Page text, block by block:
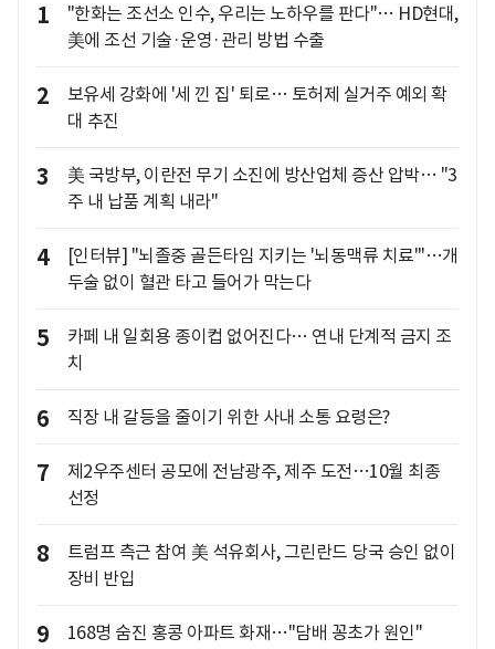
1
"한화는 조선소 인수, 우리는 노하우를 판다"… HD현대,
美에 조선 기술·운영·관리 방법 수출
2
보유세 강화에 '세 낀 집' 퇴로… 토허제 실거주 예외 확
대 추진
3
美 국방부, 이란전 무기 소진에 방산업체 증산 압박… "3
주 내 납품 계획 내라"
4
[인터뷰] "뇌졸중 골든타임 지키는 '뇌동맥류 치료'"…개
두술 없이 혈관 타고 들어가 막는다
5
카페 내 일회용 종이컵 없어진다… 연내 단계적 금지 조
치
6 직장 내 갈등을 줄이기 위한 사내 소통 요령은?
7
제2우주센터 공모에 전남광주, 제주 도전…10월 최종
선정
8
트럼프 측근 참여 美 석유회사, 그린란드 당국 승인 없이
장비 반입
9 168명 숨진 홍콩 아파트 화재…"담배 꽁초가 원인"